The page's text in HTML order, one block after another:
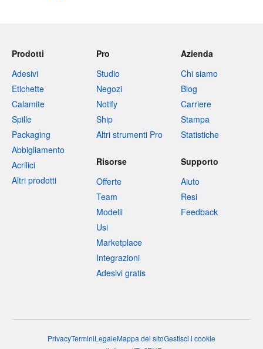
Prodotti
Adesivi
Etichette
Calamite
Spille
Packaging
Abbigliamento
Acrilici
Altri prodotti
Pro
Studio
Negozi
Notify
Ship
Altri strumenti Pro
Azienda
Chi siamo
Blog
Carriere
Stampa
Statistiche
Risorse
Offerte
Team
Modelli
Usi
Marketplace
Integrazioni
Adesivi gratis
Supporto
Aiuto
Resi
Feedback
PrivacyTerminiLegaleMappa del sitoGestisci i cookie